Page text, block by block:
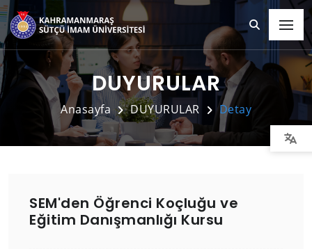
DUYURULAR
Anasayfa DUYURULAR Detay
SEM'den Öğrenci Koçluğu ve
Eğitim Danışmanlığı Kursu